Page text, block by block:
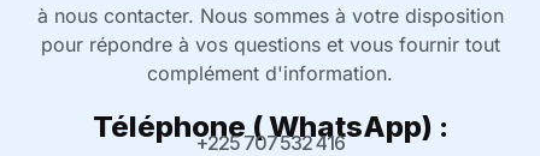
à nous contacter. Nous sommes à votre disposition
pour répondre à vos questions et vous fournir tout
complément d'information.
Téléphone ( WhatsApp) :
+225 707 532 416